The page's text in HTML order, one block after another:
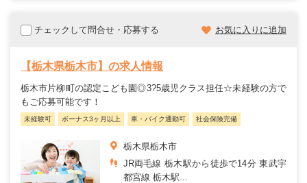
チェックして問合せ・応募する お気に入りに追加
【栃木県栃木市】の求人情報
栃木市片柳町の認定こども園◎3?5歳児クラス担任☆未経験の方で
もご応募可能です！
未経験可 ボーナス3ヶ月以上 車・バイク通勤可 社会保険完備
栃木県栃木市
JR両毛線 栃木駅から徒歩で14分 東武宇
都宮線 栃木駅...